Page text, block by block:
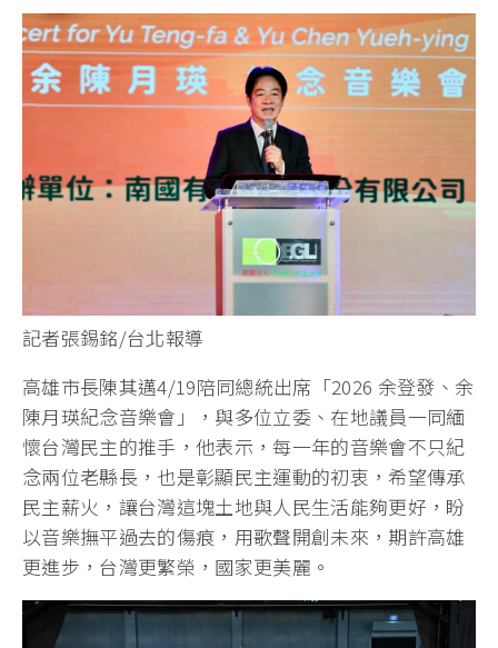
記者張錫銘/台北報導
高雄市長陳其邁4/19陪同總統出席「2026 余登發、余
陳月瑛紀念音樂會」，與多位立委、在地議員一同緬
懷台灣民主的推手，他表示，每一年的音樂會不只紀
念兩位老縣長，也是彰顯民主運動的初衷，希望傳承
民主薪火，讓台灣這塊土地與人民生活能夠更好，盼
以音樂撫平過去的傷痕，用歌聲開創未來，期許高雄
更進步，台灣更繁榮，國家更美麗。